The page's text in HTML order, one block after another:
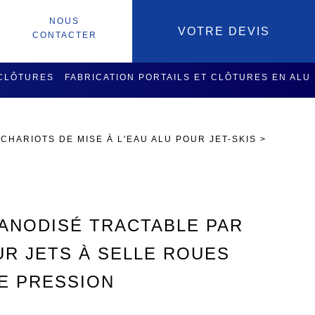
VOTRE DEVIS
NOUS
CONTACTER
FABRICATION PORTAILS ET CLÔTURES EN ALU
CHARIOTS DE MISE À L'EAU ALU POUR JET-SKIS >
TRACTABLE PAR
JETS À SELLE ROUES
PRESSION